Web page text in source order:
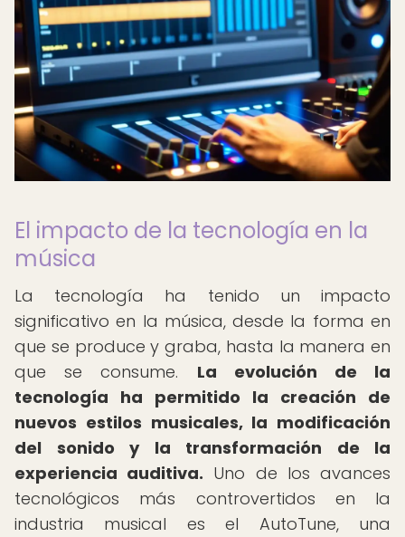
El impacto de la tecnología en la
música
La tecnología ha tenido un impacto
significativo en la música, desde la forma en
que se produce y graba, hasta la manera en
que se consume. La evolución de la
tecnología ha permitido la creación de
nuevos estilos musicales, la modificación
del sonido y la transformación de la
experiencia auditiva. Uno de los avances
tecnológicos más controvertidos en la
industria musical es el AutoTune, una